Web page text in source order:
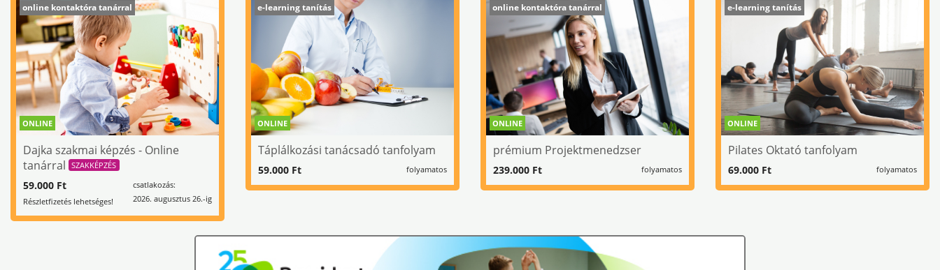
ONLINE
online kontaktóra tanárral
Dajka szakmai képzés - Online
tanárral
SZAKKÉPZÉS
csatlakozás:
2026. augusztus 26.-ig
59.000 Ft
Részletfizetés lehetséges!
ONLINE
e-learning tanítás
Táplálkozási tanácsadó tanfolyam
folyamatos
59.000 Ft
ONLINE
online kontaktóra tanárral
prémium Projektmenedzser
folyamatos
239.000 Ft
ONLINE
e-learning tanítás
Pilates Oktató tanfolyam
folyamatos
69.000 Ft